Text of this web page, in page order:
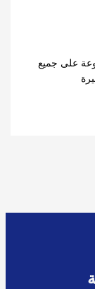
على جميع